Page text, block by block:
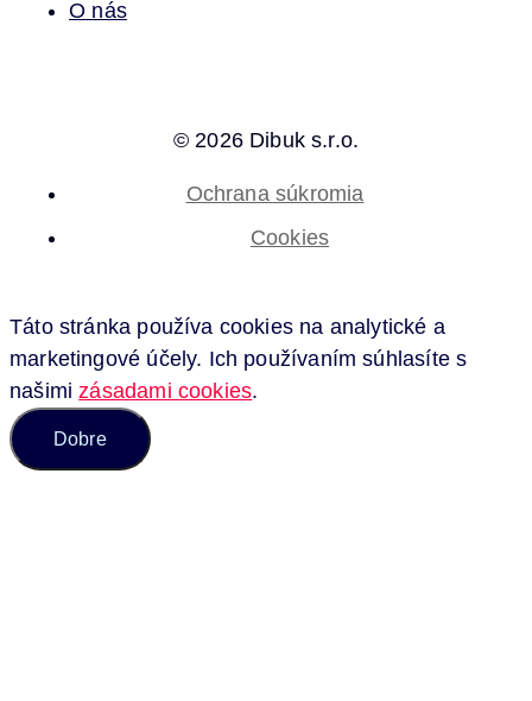
O nás
© 2026 Dibuk s.r.o.
Ochrana súkromia
Cookies
Táto stránka používa cookies na analytické a
marketingové účely. Ich používaním súhlasíte s
našimizásadami cookies.
Dobre